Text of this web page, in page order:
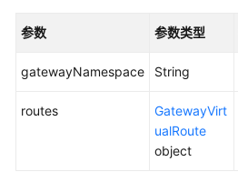
参数 参数类型
gatewayNamespace String
routes
GatewayVirt
ualRoute
object